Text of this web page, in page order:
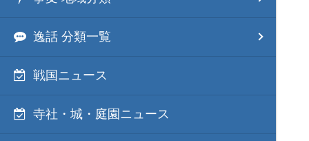
逸話 分類一覧
戦国ニュース
寺社・城・庭園ニュース